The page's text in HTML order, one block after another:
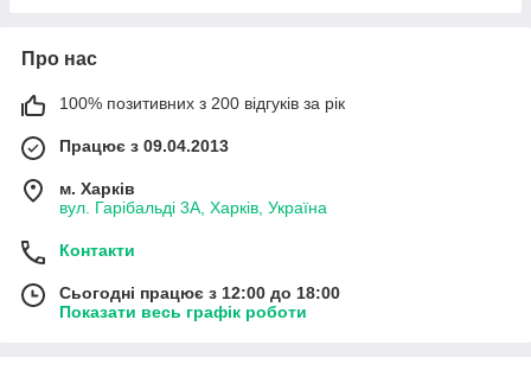
Про нас
100% позитивних з 200 відгуків за рік
Працює з 09.04.2013
м. Харків
вул. Гарібальді 3А, Харків, Україна
Контакти
Сьогодні працює з 12:00 до 18:00
Показати весь графік роботи